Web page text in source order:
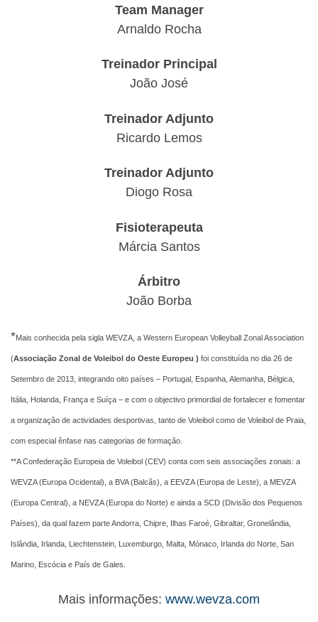
Team Manager
Arnaldo Rocha
Treinador Principal
João José
Treinador Adjunto
Ricardo Lemos
Treinador Adjunto
Diogo Rosa
Fisioterapeuta
Márcia Santos
Árbitro
João Borba
*Mais conhecida pela sigla WEVZA, a Western European Volleyball Zonal Association
(Associação Zonal de Voleibol do Oeste Europeu ) foi constituída no dia 26 de
Setembro de 2013, integrando oito países – Portugal, Espanha, Alemanha, Bélgica,
Itália, Holanda, França e Suíça – e com o objectivo primordial de fortalecer e fomentar
a organização de actividades desportivas, tanto de Voleibol como de Voleibol de Praia,
com especial ênfase nas categorias de formação.
**A Confederação Europeia de Voleibol (CEV) conta com seis associações zonais: a
WEVZA (Europa Ocidental), a BVA (Balcãs), a EEVZA (Europa de Leste), a MEVZA
(Europa Central), a NEVZA (Europa do Norte) e ainda a SCD (Divisão dos Pequenos
Países), da qual fazem parte Andorra, Chipre, Ilhas Faroé, Gibraltar, Gronelândia,
Islândia, Irlanda, Liechtenstein, Luxemburgo, Malta, Mónaco, Irlanda do Norte, San
Marino, Escócia e País de Gales.
Mais informações: www.wevza.com